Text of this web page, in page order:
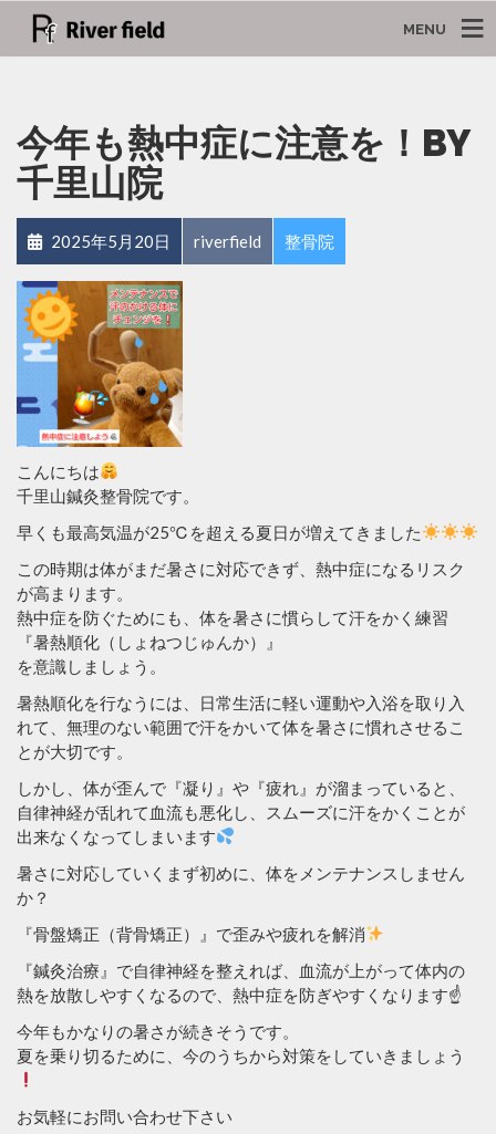
MENU
今年も熱中症に注意を！BY
千里山院
2025年5月20日 riverfield 整骨院
こんにちは
千里山鍼灸整骨院です。
早くも最高気温が25℃を超える夏日が増えてきました
この時期は体がまだ暑さに対応できず、熱中症になるリスク
が高まります。
熱中症を防ぐためにも、体を暑さに慣らして汗をかく練習
『暑熱順化（しょねつじゅんか）』
を意識しましょう。
暑熱順化を行なうには、日常生活に軽い運動や入浴を取り入
れて、無理のない範囲で汗をかいて体を暑さに慣れさせるこ
とが大切です。
しかし、体が歪んで『凝り』や『疲れ』が溜まっていると、
自律神経が乱れて血流も悪化し、スムーズに汗をかくことが
出来なくなってしまいます
暑さに対応していくまず初めに、体をメンテナンスしません
か？
『骨盤矯正（背骨矯正）』で歪みや疲れを解消
『鍼灸治療』で自律神経を整えれば、血流が上がって体内の
熱を放散しやすくなるので、熱中症を防ぎやすくなります☝️
今年もかなりの暑さが続きそうです。
夏を乗り切るために、今のうちから対策をしていきましょう
お気軽にお問い合わせ下さい